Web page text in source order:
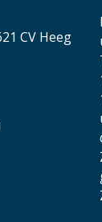
CV Heeg